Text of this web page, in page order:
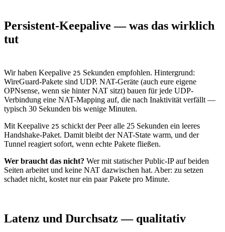
Persistent-Keepalive — was das wirklich
tut
Wir haben Keepalive 25 Sekunden empfohlen. Hintergrund:
WireGuard-Pakete sind UDP. NAT-Geräte (auch eure eigene
OPNsense, wenn sie hinter NAT sitzt) bauen für jede UDP-
Verbindung eine NAT-Mapping auf, die nach Inaktivität verfällt —
typisch 30 Sekunden bis wenige Minuten.
Mit Keepalive 25 schickt der Peer alle 25 Sekunden ein leeres
Handshake-Paket. Damit bleibt der NAT-State warm, und der
Tunnel reagiert sofort, wenn echte Pakete fließen.
Wer braucht das nicht? Wer mit statischer Public-IP auf beiden
Seiten arbeitet und keine NAT dazwischen hat. Aber: zu setzen
schadet nicht, kostet nur ein paar Pakete pro Minute.
Latenz und Durchsatz — qualitativ